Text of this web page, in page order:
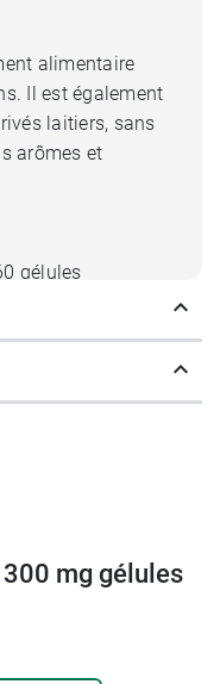
alimentaire
Il est également
laitiers, sans
arômes et
gélules
mg gélules